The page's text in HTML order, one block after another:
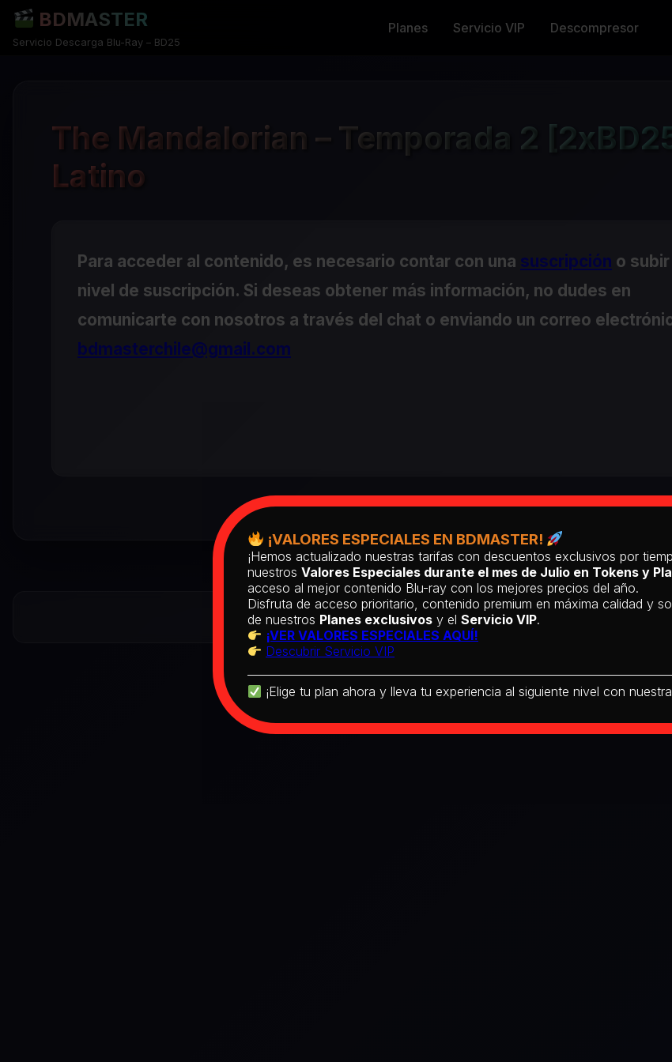
BDMASTER
Servicio Descarga Blu-Ray – BD25
Planes Servicio VIP Descompresor
The Mandalorian – Temporada 2
Latino
Para acceder al contenido, es necesario contar con una suscripción o
nivel de suscripción. Si deseas obtener más información, no dudes en
comunicarte con nosotros a través del chat o enviando un correo
bdmasterchile@gmail.com
¡VALORES ESPECIALES EN BDMASTER!
¡Hemos actualizado nuestras tarifas con descuentos exclusivos por
nuestros Valores Especiales durante el mes de Julio en Tokens y
acceso al mejor contenido Blu-ray con los mejores precios del año.
Disfruta de acceso prioritario, contenido premium en máxima calidad y
de nuestros Planes exclusivosy el Servicio VIP.
¡VER VALORES ESPECIALES AQUÍ!
Descubrir Servicio VIP
¡Elige tu plan ahora y lleva tu experiencia al siguiente nivel con